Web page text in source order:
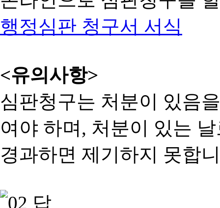
행정심판 청구서 서식
<유의사항>
심판청구는 처분이 있음
여야 하며, 처분이 있는
경과하면 제기하지 못합